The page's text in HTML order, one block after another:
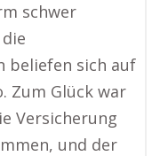
schwer
beliefen sich auf
Zum Glück war
Versicherung
und der